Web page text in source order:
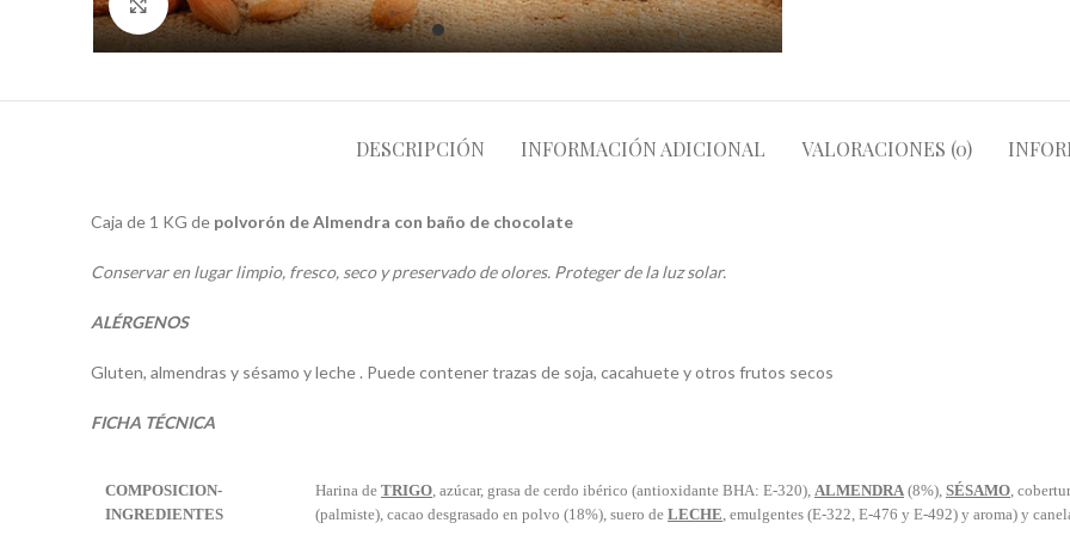
Click to enlarge
DESCRIPCIÓN INFORMACIÓN ADICIONAL VALORACIONES (0)
Caja de 1 KG de polvorón de Almendra con baño de chocolate
Conservar en lugar limpio, fresco, seco y preservado de olores. Proteger de la luz solar.
ALÉRGENOS
Gluten, almendras y sésamo y leche . Puede contener trazas de soja, cacahuete y otros frutos secos
FICHA TÉCNICA
COMPOSICION-
INGREDIENTES
Harina de TRIGO, azúcar, grasa de cerdo ibérico (antioxidante BHA: E-320), ALMENDRA (8%), SÉSAMO,
(palmiste), cacao desgrasado en polvo (18%), suero de LECHE, emulgentes (E-322, E-476 y E-492) y aroma) y